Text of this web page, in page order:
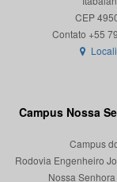
CEP
Campus Nossa
Campus
Rodovia Engenheiro
Nossa